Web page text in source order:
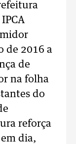
de 2016 a
de
na folha
do
reforça
dia,